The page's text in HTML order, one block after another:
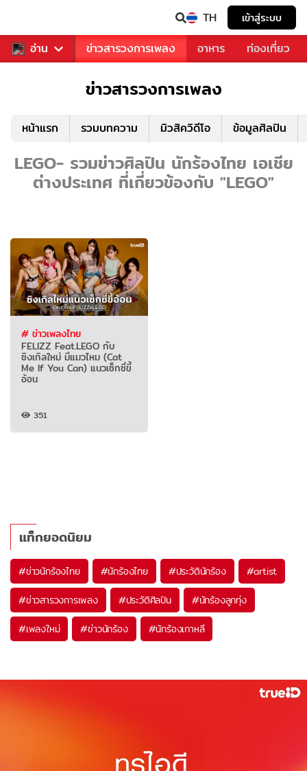
TH เข้าสู่ระบบ
อ่าน
ข่าวบันเทิง ข่าวสารวงการเพลง อาหาร ท่องเที่ยว
ข่าวสารวงการเพลง
หน้าแรก รวมบทความ มิวสิควิดีโอ ข้อมูลศิลปิน
LEGO- รวมข่าวศิลปิน นักร้องไทย เอเชีย
ต่างประเทศ ที่เกี่ยวข้องกับ "LEGO"
# ข่าวเพลงไทย
FELIZZ Feat.LEGO กับ
ซิงเกิลใหม่ มีแมวไหม (Cat
Me If You Can) แนวเซ็กซี่ขี้
อ้อน
351
แท็กยอดนิยม
#ข่าวนักร้องไทย #นักร้องไทย #ประวัตินักร้อง #artist
#ข่าวสารวงการเพลง #ประวัติศิลปิน #นักร้องลูกทุ่ง
#เพลงใหม่ #ข่าวนักร้อง #นักร้องเกาหลี